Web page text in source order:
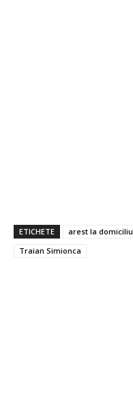
ETICHETE arest la domiciliu
Traian Simionca